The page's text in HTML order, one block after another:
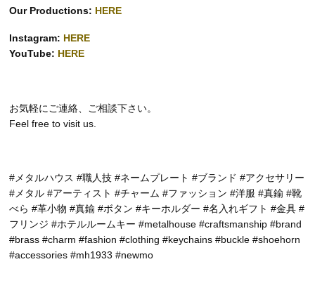
Our Productions: HERE
Instagram: HERE
YouTube: HERE
お気軽にご連絡、ご相談下さい。
Feel free to visit us.
#メタルハウス #職人技 #ネームプレート #ブランド #アクセサリー
#メタル #アーティスト #チャーム #ファッション #洋服 #真鍮 #靴
べら #革小物 #真鍮 #ボタン #キーホルダー #名入れギフト #金具 #
フリンジ #ホテルルームキー #metalhouse #craftsmanship #brand
#brass #charm #fashion #clothing #keychains #buckle #shoehorn
#accessories #mh1933 #newmo